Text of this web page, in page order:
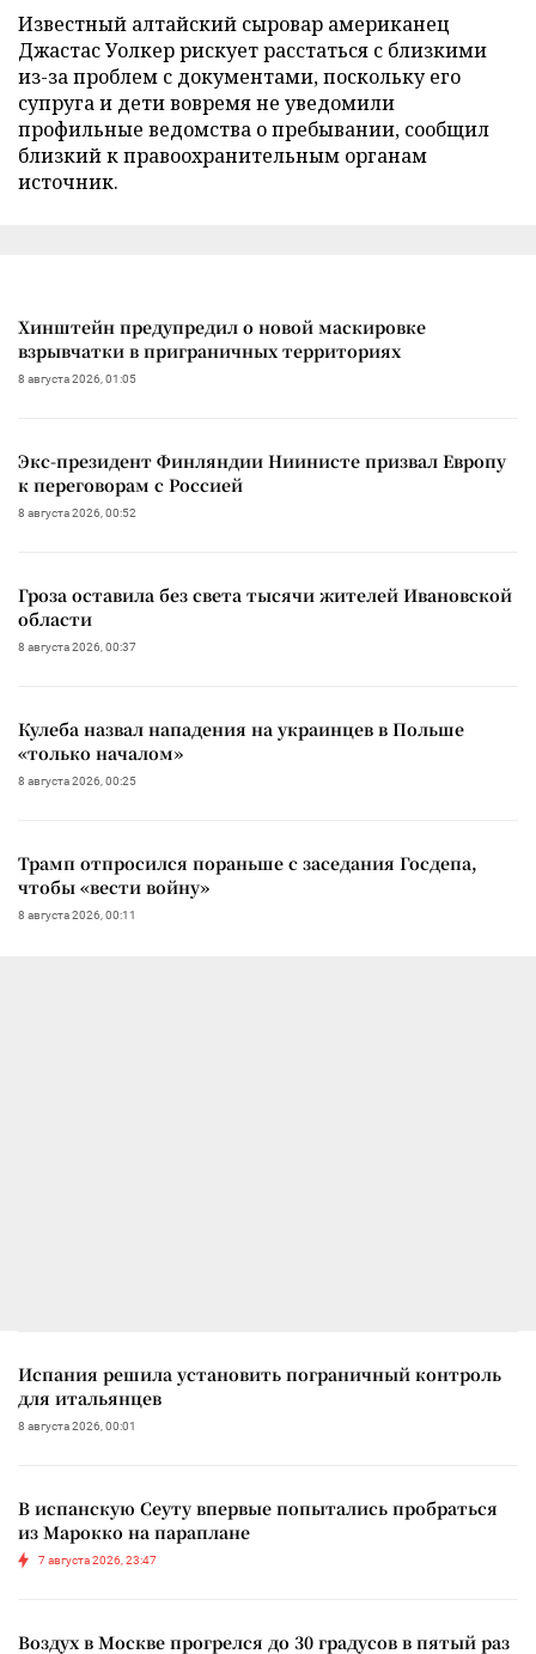
Известный алтайский сыровар американец
Джастас Уолкер рискует расстаться с близкими
из-за проблем с документами, поскольку его
супруга и дети вовремя не уведомили
профильные ведомства о пребывании, сообщил
близкий к правоохранительным органам
источник.
Хинштейн предупредил о новой маскировке
взрывчатки в приграничных территориях
8 августа 2026, 01:05
Экс-президент Финляндии Ниинисте призвал Европу
к переговорам с Россией
8 августа 2026, 00:52
Гроза оставила без света тысячи жителей Ивановской
области
8 августа 2026, 00:37
Кулеба назвал нападения на украинцев в Польше
«только началом»
8 августа 2026, 00:25
Трамп отпросился пораньше с заседания Госдепа,
чтобы «вести войну»
8 августа 2026, 00:11
Испания решила установить пограничный контроль
для итальянцев
8 августа 2026, 00:01
В испанскую Сеуту впервые попытались пробраться
из Марокко на параплане
7 августа 2026, 23:47
Воздух в Москве прогрелся до 30 градусов в пятый раз